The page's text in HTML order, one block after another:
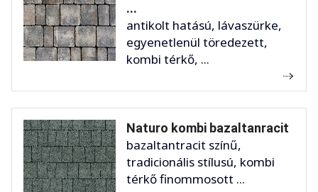
...
antikolt hatású, lávaszürke,
egyenetlenül töredezett,
kombi térkő, ...
Naturo kombi bazaltanracit
bazaltantracit színű,
tradicionális stílusú, kombi
térkő finommosott ...